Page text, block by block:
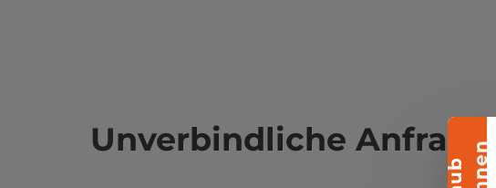
Banner einklappen
Unverbindliche Anfrage